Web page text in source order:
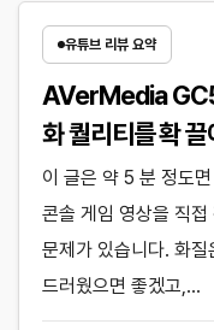
유튜브 리뷰 요약
AVerMedia
화 퀄리티를 확
이 글은 약 5 분 정도
콘솔 게임 영상을 직
문제가 있습니다. 화
드러웠으면 좋겠고,…